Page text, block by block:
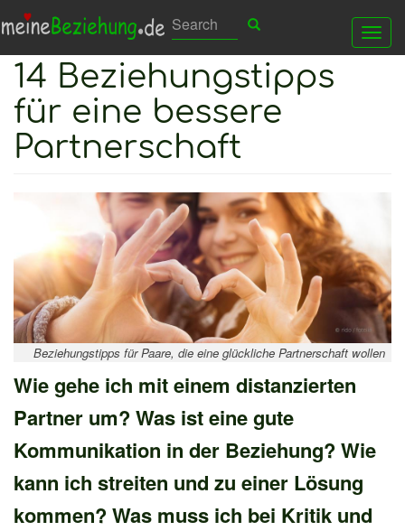
Direkt
Inhalt
Suchen
Search Search
14 Beziehungstipps
für eine bessere
Partnerschaft
Beziehungstipps für Paare, die eine glückliche Partnerschaft wollen
Wie gehe ich mit einem distanzierten
Partner um? Was ist eine gute
Kommunikation in der Beziehung? Wie
kann ich streiten und zu einer Lösung
kommen? Was muss ich bei Kritik und